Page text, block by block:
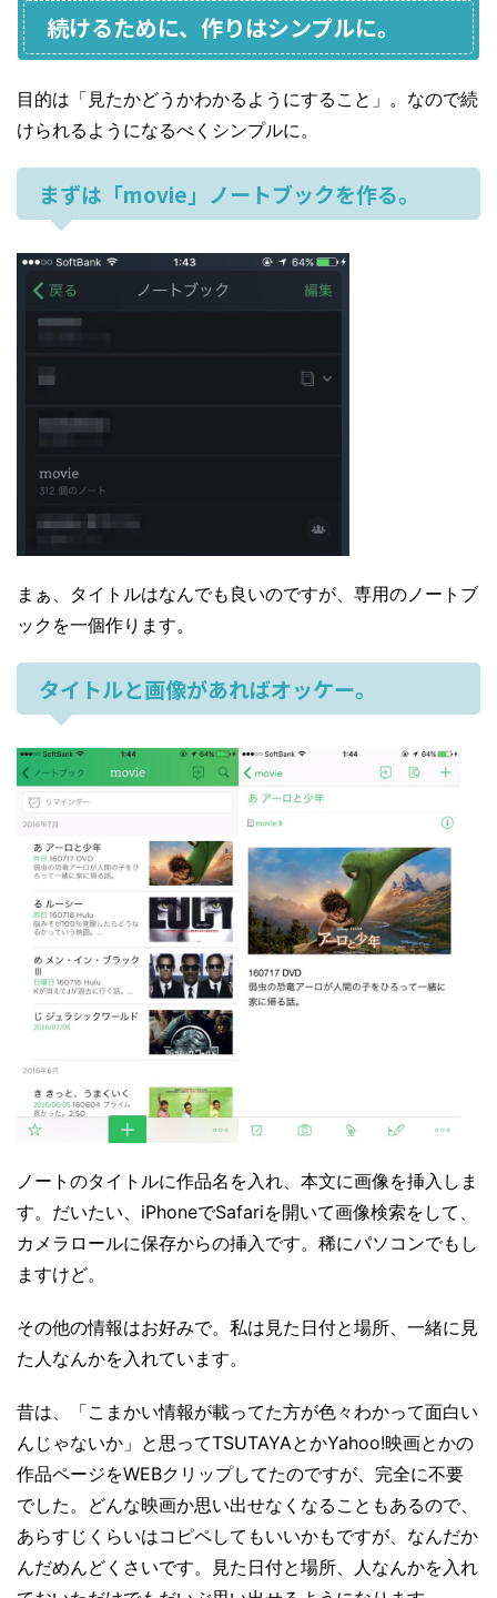
続けるために、作りはシンプルに。
目的は「見たかどうかわかるようにすること」。なので続
けられるようになるべくシンプルに。
まずは「movie」ノートブックを作る。
まぁ、タイトルはなんでも良いのですが、専用のノートブ
ックを一個作ります。
タイトルと画像があればオッケー。
ノートのタイトルに作品名を入れ、本文に画像を挿入しま
す。だいたい、iPhoneでSafariを開いて画像検索をして、
カメラロールに保存からの挿入です。稀にパソコンでもし
ますけど。
その他の情報はお好みで。私は見た日付と場所、一緒に見
た人なんかを入れています。
昔は、「こまかい情報が載ってた方が色々わかって面白い
んじゃないか」と思ってTSUTAYAとかYahoo!映画とかの
作品ページをWEBクリップしてたのですが、完全に不要
でした。どんな映画か思い出せなくなることもあるので、
あらすじくらいはコピペしてもいいかもですが、なんだか
んだめんどくさいです。見た日付と場所、人なんかを入れ